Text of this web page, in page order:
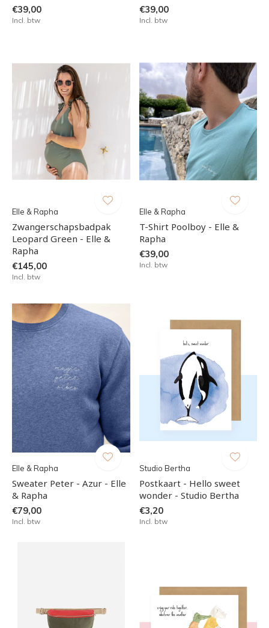
€39,00
Incl. btw
€39,00
Incl. btw
Elle & Rapha
Zwangerschapsbadpak
Leopard Green - Elle &
Rapha
€145,00
Incl. btw
Elle & Rapha
T-Shirt Poolboy - Elle &
Rapha
€39,00
Incl. btw
Elle & Rapha
Sweater Peter - Azur - Elle
& Rapha
€79,00
Incl. btw
Studio Bertha
Postkaart - Hello sweet
wonder - Studio Bertha
€3,20
Incl. btw